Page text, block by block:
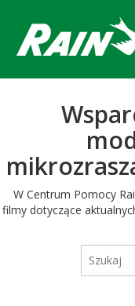
main
content
W Centrum Pomocy
filmy dotyczące